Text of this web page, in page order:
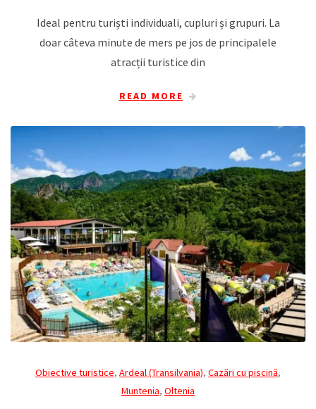
Ideal pentru turiști individuali, cupluri și grupuri. La
doar câteva minute de mers pe jos de principalele
atracții turistice din
READ MORE
Obiective turistice, Ardeal (Transilvania), Cazări cu piscină,
Muntenia, Oltenia